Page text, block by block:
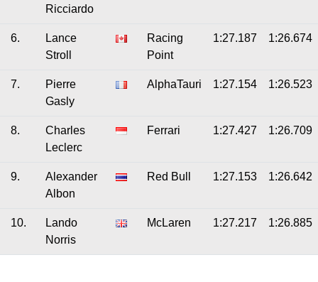
Ricciardo
6.
Lance
Stroll
Racing
Point
1:27.187 1:26.674
7.
Pierre
Gasly
AlphaTauri 1:27.154 1:26.523
8.
Charles
Leclerc
Ferrari 1:27.427 1:26.709
9.
Alexander
Albon
Red Bull 1:27.153 1:26.642
10.
Lando
Norris
McLaren 1:27.217 1:26.885